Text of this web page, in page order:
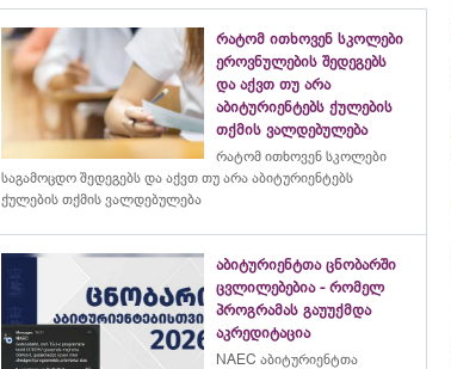
რატომ ითხოვენ სკოლები
ეროვნულების შედეგებს
და აქვთ თუ არა
აბიტურიენტებს ქულების
თქმის ვალდებულება
რატომ ითხოვენ სკოლები
საგამოცდო შედეგებს და აქვთ თუ არა აბიტურიენტებს
ქულების თქმის ვალდებულება
აბიტურიენტთა ცნობარში
ცვლილებებია - რომელ
პროგრამას გაუუქმდა
აკრედიტაცია
NAEC აბიტურიენტთა